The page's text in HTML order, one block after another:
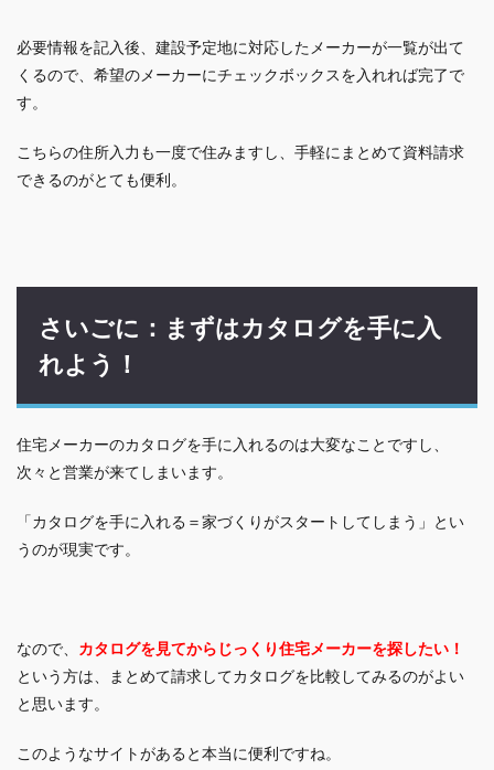
必要情報を記入後、建設予定地に対応したメーカーが一覧が出て
くるので、希望のメーカーにチェックボックスを入れれば完了で
す。
こちらの住所入力も一度で住みますし、手軽にまとめて資料請求
できるのがとても便利。
さいごに：まずはカタログを手に入
れよう！
住宅メーカーのカタログを手に入れるのは大変なことですし、
次々と営業が来てしまいます。
「カタログを手に入れる＝家づくりがスタートしてしまう」とい
うのが現実です。
なので、 カタログを見てからじっくり住宅メーカーを探したい！
という方は、まとめて請求してカタログを比較してみるのがよい
と思います。
このようなサイトがあると本当に便利ですね。